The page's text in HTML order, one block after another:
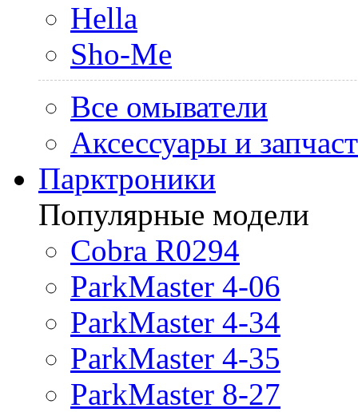
Hella
Sho-Me
Все омыватели
Аксессуары и
Парктроники
Популярные модели
Cobra R0294
ParkMaster 4-06
ParkMaster 4-34
ParkMaster 4-35
ParkMaster 8-27